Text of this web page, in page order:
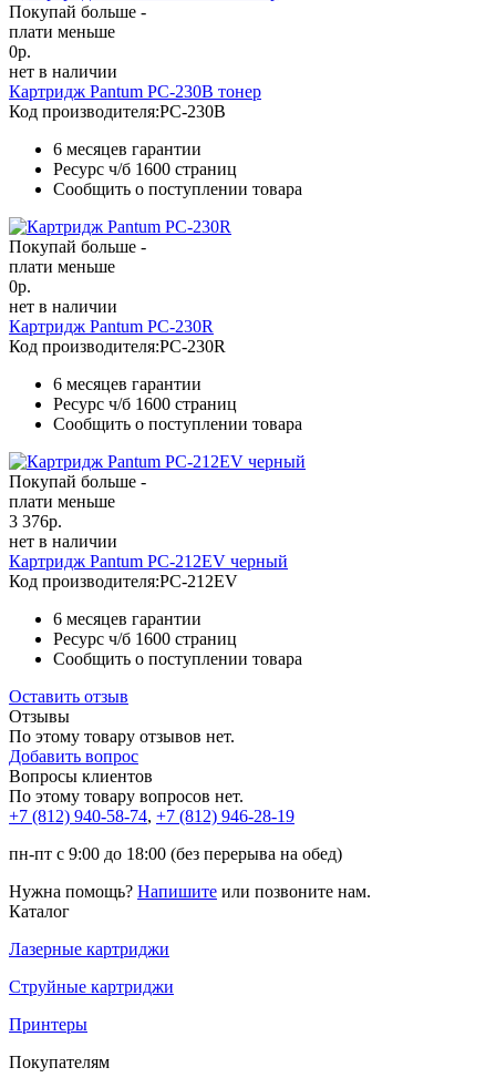
Покупай больше -
плати меньше
0р.
нет в наличии
Картридж Pantum PC-230B тонер
Код производителя:PC-230B
6 месяцев гарантии
Ресурс ч/б 1600 страниц
Сообщить о поступлении товара
Покупай больше -
плати меньше
0р.
нет в наличии
Картридж Pantum PC-230R
Код производителя:PC-230R
6 месяцев гарантии
Ресурс ч/б 1600 страниц
Сообщить о поступлении товара
Покупай больше -
плати меньше
3 376р.
нет в наличии
Картридж Pantum PC-212EV черный
Код производителя:PC-212EV
6 месяцев гарантии
Ресурс ч/б 1600 страниц
Сообщить о поступлении товара
Оставить отзыв
Отзывы
По этому товару отзывов нет.
Добавить вопрос
Вопросы клиентов
По этому товару вопросов нет.
+7 (812) 940-58-74, +7 (812) 946-28-19
пн-пт с 9:00 до 18:00 (без перерыва на обед)
Нужна помощь? Напишите или позвоните нам.
Каталог
Лазерные картриджи
Струйные картриджи
Принтеры
Покупателям